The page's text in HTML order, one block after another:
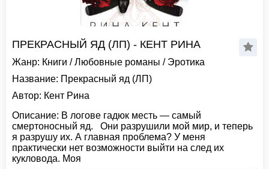
ПРЕКРАСНЫЙ ЯД (ЛП) - КЕНТ РИНА
Жанр: Книги /Любовные романы / Эротика
Название: Прекрасный яд (ЛП)
Автор: Кент Рина
Описание: В логове гадюк месть — самый
смертоносный яд. Они разрушили мой мир, и теперь
я разрушу их. А главная проблема? У меня
практически нет возможности выйти на след их
кукловода. Моя